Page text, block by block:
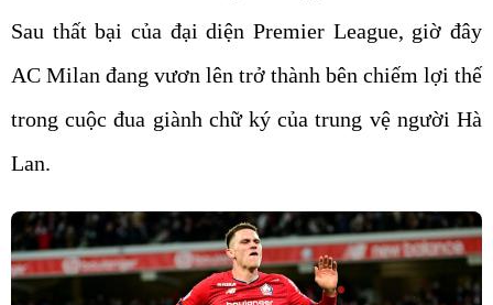
Sau thất bại của đại diện Premier League, giờ đây
AC Milan đang vươn lên trở thành bên chiếm lợi thế
trong cuộc đua giành chữ ký của trung vệ người Hà
Lan.